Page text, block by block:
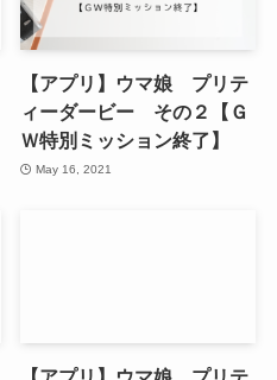
【アプリ】ウマ娘 プリテ
ィーダービー その２【Ｇ
Ｗ特別ミッション終了】
May 16, 2021